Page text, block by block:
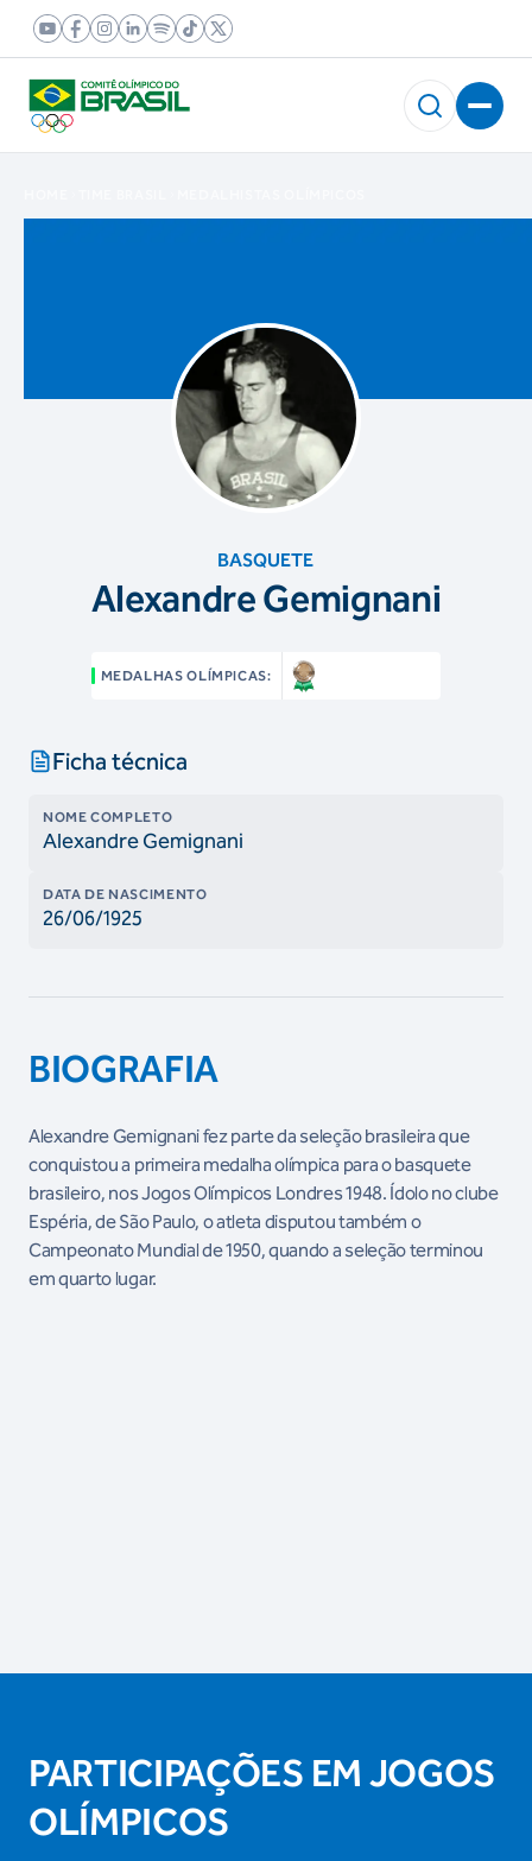
BASQUETE
Alexandre Gemignani
MEDALHAS OLÍMPICAS:
Ficha técnica
NOME COMPLETO
Alexandre Gemignani
DATA DE NASCIMENTO
26/06/1925
BIOGRAFIA
Alexandre Gemignani fez parte da seleção brasileira que
conquistou a primeira medalha olímpica para o basquete
brasileiro, nos Jogos Olímpicos Londres 1948. Ídolo no clube
Espéria, de São Paulo, o atleta disputou também o
Campeonato Mundial de 1950, quando a seleção terminou
em quarto lugar.
PARTICIPAÇÕES EM JOGOS
OLÍMPICOS